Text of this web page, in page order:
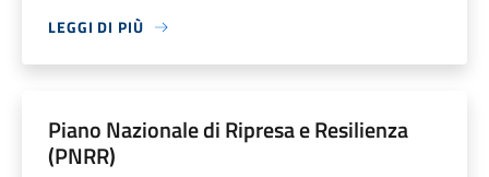
LEGGI DI PIÙ
Piano Nazionale di Ripresa e Resilienza
(PNRR)